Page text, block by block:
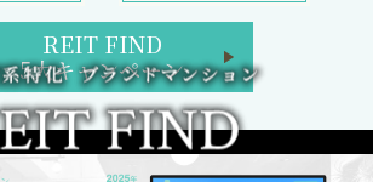
REIT FIND
5大キャンペーン